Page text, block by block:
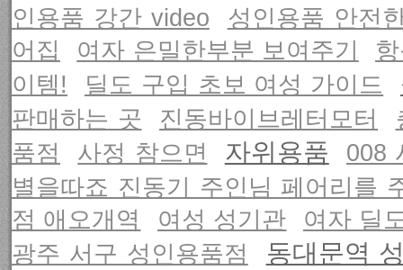
인용품 강간 video
성인용품 안전
어집
여자 은밀한부분 보여주기
이템!
딜도 구입 초보 여성 가이드
판매하는 곳 진동바이브레터모터
품점
사정 참으면 자위용품
008
별을따죠 진동기 주인님 페어리를
점 애오개역
여성 성기관
여자 딜
광주 서구 성인용품점
동대문역